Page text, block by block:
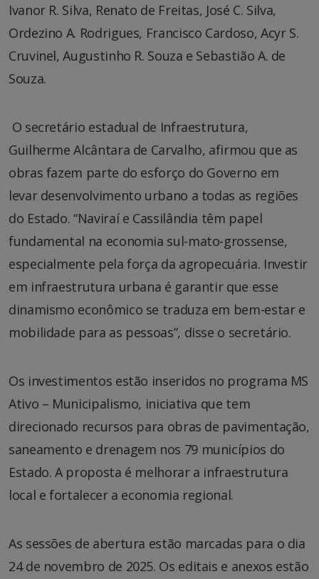
Ivanor R. Silva, Renato de Freitas, José C. Silva,
Ordezino A. Rodrigues, Francisco Cardoso, Acyr S.
Cruvinel, Augustinho R. Souza e Sebastião A. de
Souza.
O secretário estadual de Infraestrutura,
Guilherme Alcântara de Carvalho, afirmou que as
obras fazem parte do esforço do Governo em
levar desenvolvimento urbano a todas as regiões
do Estado. “Naviraí e Cassilândia têm papel
fundamental na economia sul-mato-grossense,
especialmente pela força da agropecuária. Investir
em infraestrutura urbana é garantir que esse
dinamismo econômico se traduza em bem-estar e
mobilidade para as pessoas”, disse o secretário.
Os investimentos estão inseridos no programa MS
Ativo – Municipalismo, iniciativa que tem
direcionado recursos para obras de pavimentação,
saneamento e drenagem nos 79 municípios do
Estado. A proposta é melhorar a infraestrutura
local e fortalecer a economia regional.
As sessões de abertura estão marcadas para o dia
24 de novembro de 2025. Os editais e anexos estão